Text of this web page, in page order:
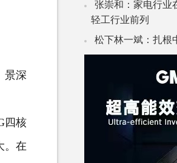
景深
四核
。在
张崇和：家电行业
轻工行业前列
松下林一斌：扎根